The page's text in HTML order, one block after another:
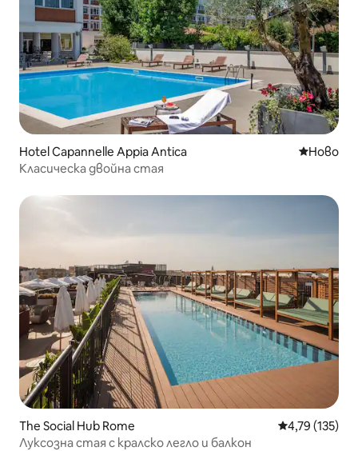
Hotel Capannelle Appia Antica Ново
Ново
Класическа двойна стая
The Social Hub Rome Средна
4,79 (135)
Луксозна стая с кралско легло и балкон